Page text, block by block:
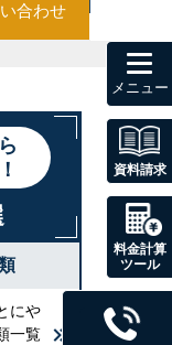
合わせ
にや
一覧
資料請求
料金計算
ツール